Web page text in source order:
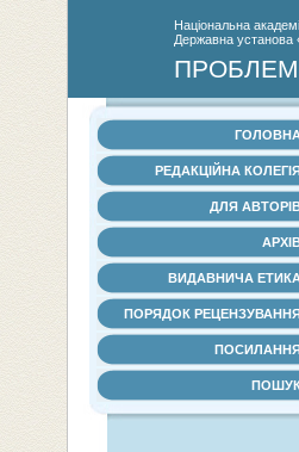
Нацiональна
Державна установа
РЕДАКЦІЙНА
ДЛЯ
ВИДАВНИЧА
ПОРЯДОК